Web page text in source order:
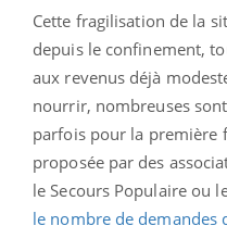
Cette fragilisation de la
depuis le confinement,
aux revenus déjà
nourrir, nombreuses
parfois pour la première
proposée par des
le Secours Populaire ou
le nombre de demandes